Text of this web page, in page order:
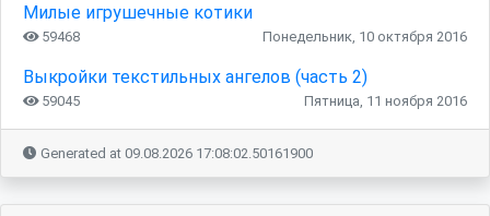
Милые игрушечные котики
59468 Понедельник, 10 октября 2016
Выкройки текстильных ангелов (часть 2)
59045 Пятница, 11 ноября 2016
Generated at 09.08.2026 17:08:02.50161900